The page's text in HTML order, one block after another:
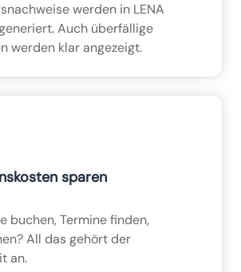
werden in LENA
Auch überfällige
werden klar angezeigt.
sparen
buchen, Termine finden,
All das gehört der
an.